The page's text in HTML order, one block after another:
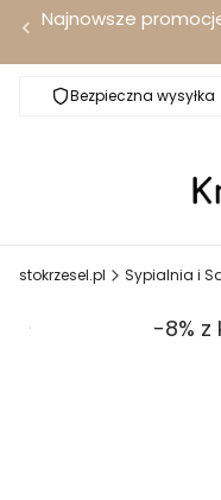
Najnowsze
Bezpieczna wysyłka
stokrzesel.pl Sypialnia i
Promocja -8% z